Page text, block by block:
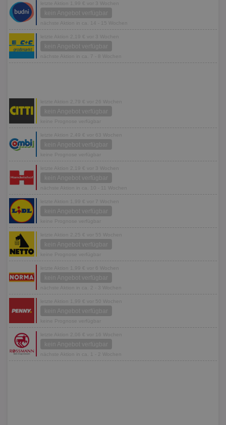
letzte Aktion 1,99 € vor 3 Wochen
kein Angebot verfügbar
nächste Aktion in ca. 14 - 15 Wochen
letzte Aktion 2,19 € vor 3 Wochen
kein Angebot verfügbar
nächste Aktion in ca. 7 - 8 Wochen
letzte Aktion 2,79 € vor 26 Wochen
kein Angebot verfügbar
keine Prognose verfügbar
letzte Aktion 2,49 € vor 63 Wochen
kein Angebot verfügbar
keine Prognose verfügbar
letzte Aktion 2,19 € vor 3 Wochen
kein Angebot verfügbar
nächste Aktion in ca. 10 - 11 Wochen
letzte Aktion 1,99 € vor 7 Wochen
kein Angebot verfügbar
keine Prognose verfügbar
letzte Aktion 2,25 € vor 55 Wochen
kein Angebot verfügbar
keine Prognose verfügbar
letzte Aktion 1,99 € vor 6 Wochen
kein Angebot verfügbar
nächste Aktion in ca. 2 - 3 Wochen
letzte Aktion 1,99 € vor 50 Wochen
kein Angebot verfügbar
keine Prognose verfügbar
letzte Aktion 2,06 € vor 16 Wochen
kein Angebot verfügbar
nächste Aktion in ca. 1 - 2 Wochen